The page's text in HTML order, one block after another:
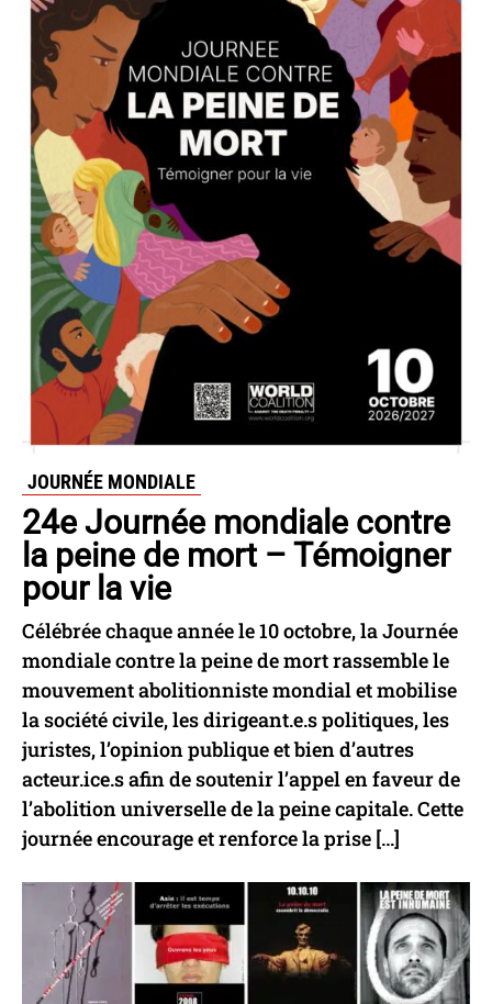
JOURNÉE MONDIALE
24e Journée mondiale contre
la peine de mort – Témoigner
pour la vie
Célébrée chaque année le 10 octobre, la Journée
mondiale contre la peine de mort rassemble le
mouvement abolitionniste mondial et mobilise
la société civile, les dirigeant.e.s politiques, les
juristes, l’opinion publique et bien d’autres
acteur.ice.s afin de soutenir l’appel en faveur de
l’abolition universelle de la peine capitale. Cette
journée encourage et renforce la prise […]